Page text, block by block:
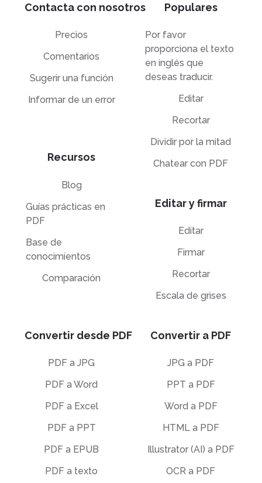
Contacta con nosotros
Precios
Comentarios
Sugerir una función
Informar de un error
Recursos
Blog
Guías prácticas en
PDF
Base de
conocimientos
Comparación
Populares
Por favor
proporciona el texto
en inglés que
deseas traducir.
Editar
Recortar
Dividir por la mitad
Chatear con PDF
Editar y firmar
Editar
Firmar
Recortar
Escala de grises
Convertir desde PDF
PDF a JPG
PDF a Word
PDF a Excel
PDF a PPT
PDF a EPUB
PDF a texto
Convertir a PDF
JPG a PDF
PPT a PDF
Word a PDF
HTML a PDF
Illustrator (AI) a PDF
OCR a PDF